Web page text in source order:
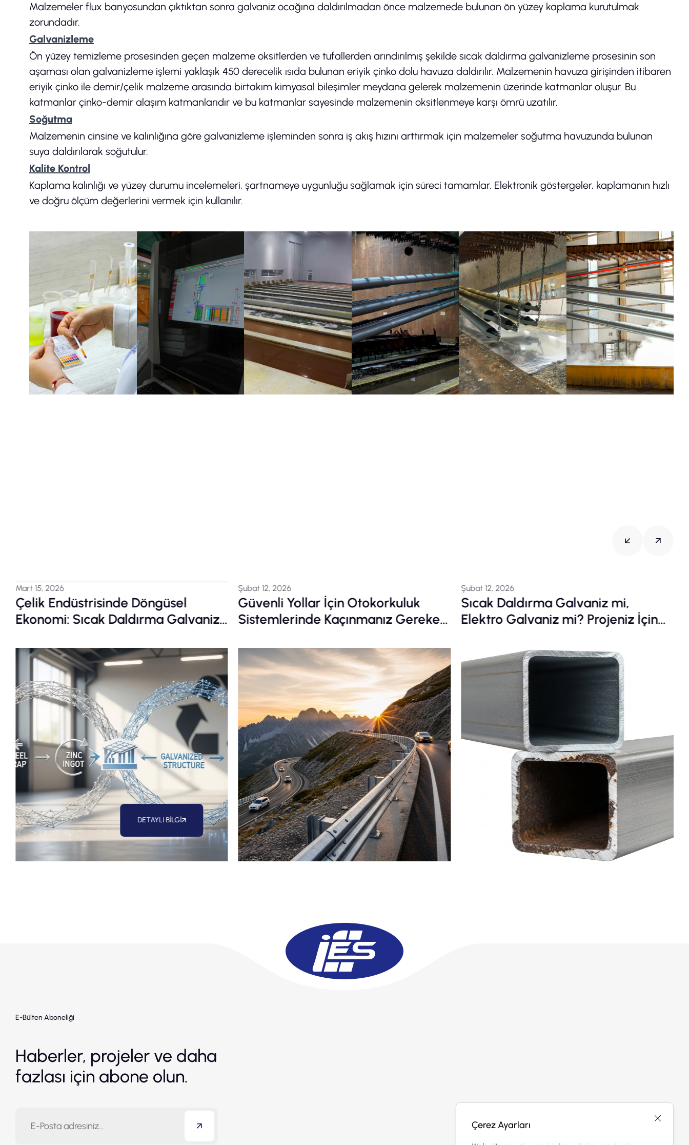
Malzemeler flux banyosundan çıktıktan sonra galvaniz ocağına daldırılmadan önce malzemede bulunan ön yüzey kaplama kurutulmak
zorundadır.
Galvanizleme
Ön yüzey temizleme prosesinden geçen malzeme oksitlerden ve tufallerden arındırılmış şekilde sıcak daldırma galvanizleme prosesinin son
aşaması olan galvanizleme işlemi yaklaşık 450 derecelik ısıda bulunan eriyik çinko dolu havuza daldırılır. Malzemenin havuza girişinden itibaren
eriyik çinko ile demir/çelik malzeme arasında birtakım kimyasal bileşimler meydana gelerek malzemenin üzerinde katmanlar oluşur. Bu
katmanlar çinko-demir alaşım katmanlarıdır ve bu katmanlar sayesinde malzemenin oksitlenmeye karşı ömrü uzatılır.
Soğutma
Malzemenin cinsine ve kalınlığına göre galvanizleme işleminden sonra iş akış hızını arttırmak için malzemeler soğutma havuzunda bulunan
suya daldırılarak soğutulur.
Kalite Kontrol
Kaplama kalınlığı ve yüzey durumu incelemeleri, şartnameye uygunluğu sağlamak için süreci tamamlar. Elektronik göstergeler, kaplamanın hızlı
ve doğru ölçüm değerlerini vermek için kullanılır.
Şubat 12, 2026
Güvenli Yollar İçin Otokorkuluk
Sistemlerinde Kaçınmanız Gereken
DETAYLI BİLGİ
Şubat 12, 2026
Sıcak Daldırma Galvaniz mi,
Elektro Galvaniz mi? Projeniz İçin
Sağlayacak 7 Kritik Fark
Şubat 12, 2026
GES Yatırımınızı Riske Atmayın:
Solar Taşıyıcı Sistem Seçim
E-Bülten Aboneliği
Haberler, projeler ve daha
fazlası için abone olun.
Çerez Ayarları